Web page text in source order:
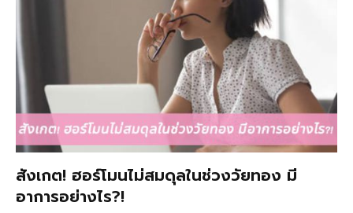
สังเกต! ฮอร์โมนไม่สมดุลในช่วงวัยทอง มี
อาการอย่างไร?!